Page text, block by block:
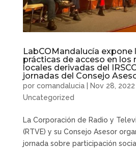
LabCOMandalucía expone
prácticas de acceso en los
locales derivadas del
jornadas del Consejo
por comandalucia| Nov 28, 2022
Uncategorized
La Corporación de Radio y
(RTVE) y su Consejo Asesor
jornada sobre participación